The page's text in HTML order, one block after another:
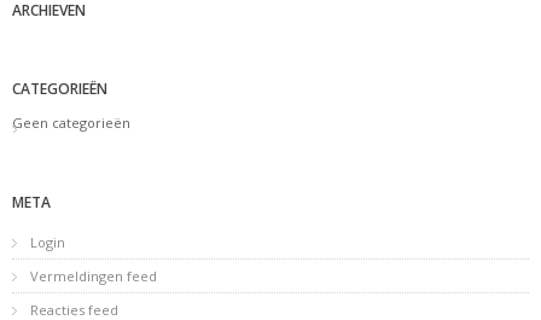
ARCHIEVEN
CATEGORIEËN
Geen categorieën
META
Login
Vermeldingen feed
Reacties feed